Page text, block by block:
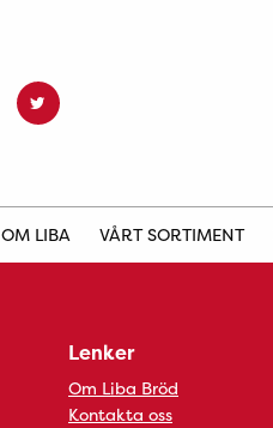
OM LIBA VÅRT SORTIMENT
Lenker
Om Liba Bröd
Kontakta oss